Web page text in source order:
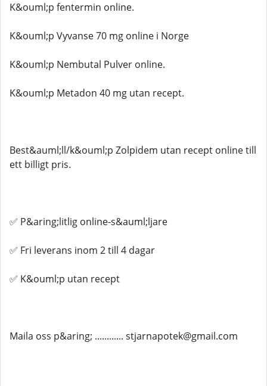
K&ouml;p fentermin online.
K&ouml;p Vyvanse 70 mg online i Norge
K&ouml;p Nembutal Pulver online.
K&ouml;p Metadon 40 mg utan recept.
Best&auml;ll/k&ouml;p Zolpidem utan recept online till
ett billigt pris.
✅ P&aring;litlig online-s&auml;ljare
✅ Fri leverans inom 2 till 4 dagar
✅ K&ouml;p utan recept
Maila oss p&aring; ............ stjarnapotek@gmail.com